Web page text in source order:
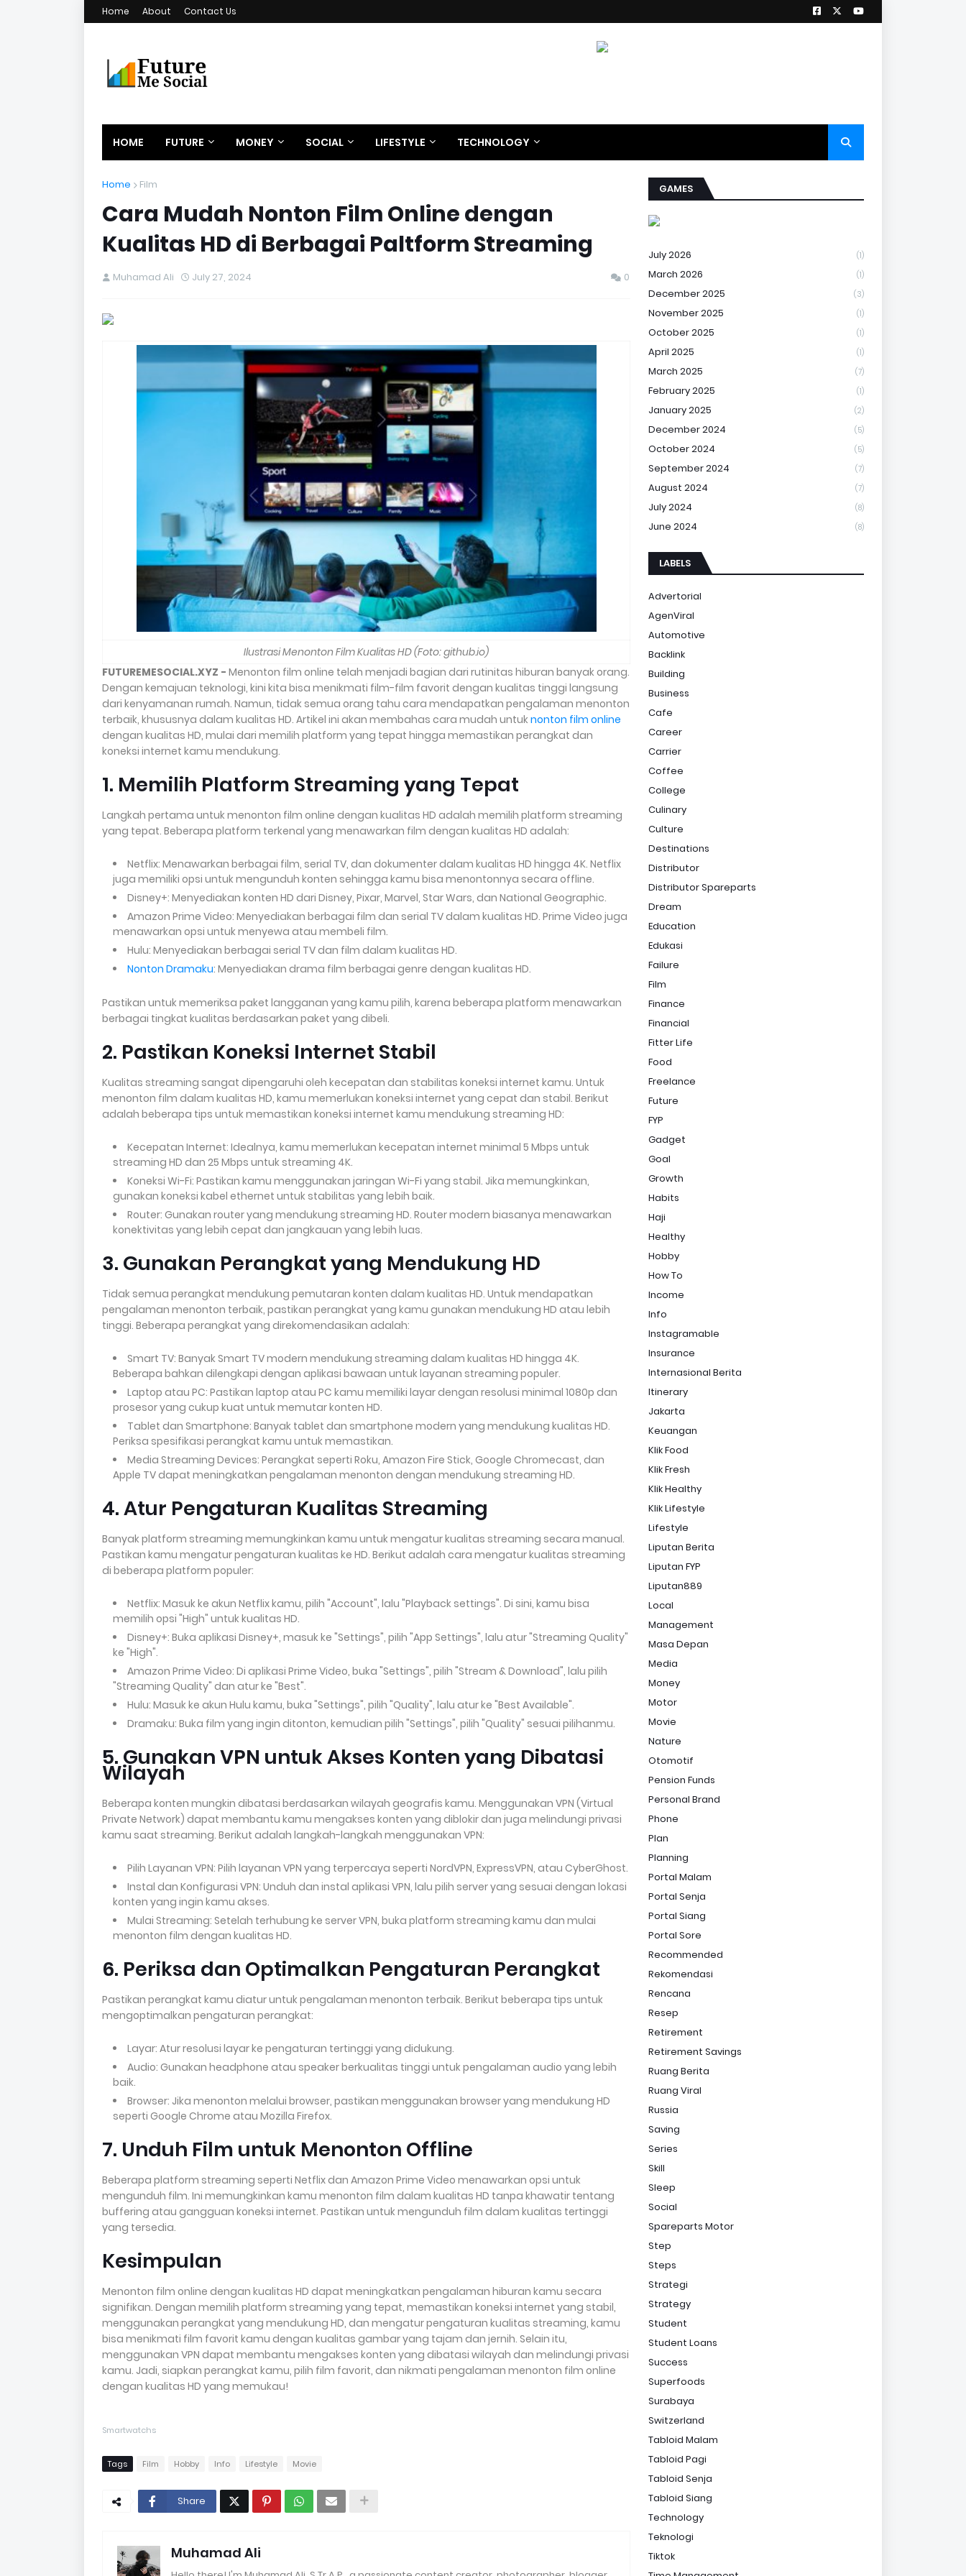
Home About Contact Us
HOME FUTURE MONEY SOCIAL LIFESTYLE TECHNOLOGY
Home Film
Cara Mudah Nonton Film Online dengan
Kualitas HD di Berbagai Paltform Streaming
Muhamad Ali July 27, 2024 0
Ilustrasi Menonton Film Kualitas HD (Foto: github.io)
FUTUREMESOCIAL.XYZ - Menonton film online telah menjadi bagian dari rutinitas hiburan banyak orang.
Dengan kemajuan teknologi, kini kita bisa menikmati film-film favorit dengan kualitas tinggi langsung
dari kenyamanan rumah. Namun, tidak semua orang tahu cara mendapatkan pengalaman menonton
terbaik, khususnya dalam kualitas HD. Artikel ini akan membahas cara mudah untuknonton film online
dengan kualitas HD, mulai dari memilih platform yang tepat hingga memastikan perangkat dan
koneksi internet kamu mendukung.
1. Memilih Platform Streaming yang Tepat
Langkah pertama untuk menonton film online dengan kualitas HD adalah memilih platform streaming
yang tepat. Beberapa platform terkenal yang menawarkan film dengan kualitas HD adalah:
Netflix: Menawarkan berbagai film, serial TV, dan dokumenter dalam kualitas HD hingga 4K. Netflix
juga memiliki opsi untuk mengunduh konten sehingga kamu bisa menontonnya secara offline.
Disney+: Menyediakan konten HD dari Disney, Pixar, Marvel, Star Wars, dan National Geographic.
Amazon Prime Video: Menyediakan berbagai film dan serial TV dalam kualitas HD. Prime Video juga
menawarkan opsi untuk menyewa atau membeli film.
Hulu: Menyediakan berbagai serial TV dan film dalam kualitas HD.
Nonton Dramaku: Menyediakan drama film berbagai genre dengan kualitas HD.
Pastikan untuk memeriksa paket langganan yang kamu pilih, karena beberapa platform menawarkan
berbagai tingkat kualitas berdasarkan paket yang dibeli.
2. Pastikan Koneksi Internet Stabil
Kualitas streaming sangat dipengaruhi oleh kecepatan dan stabilitas koneksi internet kamu. Untuk
menonton film dalam kualitas HD, kamu memerlukan koneksi internet yang cepat dan stabil. Berikut
adalah beberapa tips untuk memastikan koneksi internet kamu mendukung streaming HD:
Kecepatan Internet: Idealnya, kamu memerlukan kecepatan internet minimal 5 Mbps untuk
streaming HD dan 25 Mbps untuk streaming 4K.
Koneksi Wi-Fi: Pastikan kamu menggunakan jaringan Wi-Fi yang stabil. Jika memungkinkan,
gunakan koneksi kabel ethernet untuk stabilitas yang lebih baik.
Router: Gunakan router yang mendukung streaming HD. Router modern biasanya menawarkan
konektivitas yang lebih cepat dan jangkauan yang lebih luas.
3. Gunakan Perangkat yang Mendukung HD
Tidak semua perangkat mendukung pemutaran konten dalam kualitas HD. Untuk mendapatkan
pengalaman menonton terbaik, pastikan perangkat yang kamu gunakan mendukung HD atau lebih
tinggi. Beberapa perangkat yang direkomendasikan adalah:
Smart TV: Banyak Smart TV modern mendukung streaming dalam kualitas HD hingga 4K.
Beberapa bahkan dilengkapi dengan aplikasi bawaan untuk layanan streaming populer.
Laptop atau PC: Pastikan laptop atau PC kamu memiliki layar dengan resolusi minimal 1080p dan
prosesor yang cukup kuat untuk memutar konten HD.
Tablet dan Smartphone: Banyak tablet dan smartphone modern yang mendukung kualitas HD.
Periksa spesifikasi perangkat kamu untuk memastikan.
Media Streaming Devices: Perangkat seperti Roku, Amazon Fire Stick, Google Chromecast, dan
Apple TV dapat meningkatkan pengalaman menonton dengan mendukung streaming HD.
4. Atur Pengaturan Kualitas Streaming
Banyak platform streaming memungkinkan kamu untuk mengatur kualitas streaming secara manual.
Pastikan kamu mengatur pengaturan kualitas ke HD. Berikut adalah cara mengatur kualitas streaming
di beberapa platform populer:
Netflix: Masuk ke akun Netflix kamu, pilih "Account", lalu "Playback settings". Di sini, kamu bisa
memilih opsi "High" untuk kualitas HD.
Disney+: Buka aplikasi Disney+, masuk ke "Settings", pilih "App Settings", lalu atur "Streaming Quality"
ke "High".
Amazon Prime Video: Di aplikasi Prime Video, buka "Settings", pilih "Stream & Download", lalu pilih
"Streaming Quality" dan atur ke "Best".
Hulu: Masuk ke akun Hulu kamu, buka "Settings", pilih "Quality", lalu atur ke "Best Available".
Dramaku: Buka film yang ingin ditonton, kemudian pilih "Settings", pilih "Quality" sesuai pilihanmu.
5. Gunakan VPN untuk Akses Konten yang Dibatasi
Wilayah
Beberapa konten mungkin dibatasi berdasarkan wilayah geografis kamu. Menggunakan VPN (Virtual
Private Network) dapat membantu kamu mengakses konten yang diblokir dan juga melindungi privasi
kamu saat streaming. Berikut adalah langkah-langkah menggunakan VPN:
Pilih Layanan VPN: Pilih layanan VPN yang terpercaya seperti NordVPN, ExpressVPN, atau CyberGhost.
Instal dan Konfigurasi VPN: Unduh dan instal aplikasi VPN, lalu pilih server yang sesuai dengan lokasi
konten yang ingin kamu akses.
Mulai Streaming: Setelah terhubung ke server VPN, buka platform streaming kamu dan mulai
menonton film dengan kualitas HD.
6. Periksa dan Optimalkan Pengaturan Perangkat
Pastikan perangkat kamu diatur untuk pengalaman menonton terbaik. Berikut beberapa tips untuk
mengoptimalkan pengaturan perangkat:
Layar: Atur resolusi layar ke pengaturan tertinggi yang didukung.
Audio: Gunakan headphone atau speaker berkualitas tinggi untuk pengalaman audio yang lebih
baik.
Browser: Jika menonton melalui browser, pastikan menggunakan browser yang mendukung HD
seperti Google Chrome atau Mozilla Firefox.
7. Unduh Film untuk Menonton Offline
Beberapa platform streaming seperti Netflix dan Amazon Prime Video menawarkan opsi untuk
mengunduh film. Ini memungkinkan kamu menonton film dalam kualitas HD tanpa khawatir tentang
buffering atau gangguan koneksi internet. Pastikan untuk mengunduh film dalam kualitas tertinggi
yang tersedia.
Kesimpulan
Menonton film online dengan kualitas HD dapat meningkatkan pengalaman hiburan kamu secara
signifikan. Dengan memilih platform streaming yang tepat, memastikan koneksi internet yang stabil,
menggunakan perangkat yang mendukung HD, dan mengatur pengaturan kualitas streaming, kamu
bisa menikmati film favorit kamu dengan kualitas gambar yang tajam dan jernih. Selain itu,
menggunakan VPN dapat membantu mengakses konten yang dibatasi wilayah dan melindungi privasi
kamu. Jadi, siapkan perangkat kamu, pilih film favorit, dan nikmati pengalaman menonton film online
dengan kualitas HD yang memukau!
Smartwatchs
Tags Film Hobby Info Lifestyle Movie
Share
Muhamad Ali
GAMES
July 2026 (1)
March 2026 (1)
December 2025 (3)
November 2025 (1)
October 2025 (1)
April 2025 (1)
March 2025 (7)
February 2025 (1)
January 2025 (2)
December 2024 (5)
October 2024 (5)
September 2024 (7)
August 2024 (7)
July 2024 (8)
June 2024 (8)
LABELS
Advertorial
AgenViral
Automotive
Backlink
Building
Business
Cafe
Career
Carrier
Coffee
College
Culinary
Culture
Destinations
Distributor
Distributor Spareparts
Dream
Education
Edukasi
Failure
Film
Finance
Financial
Fitter Life
Food
Freelance
Future
FYP
Gadget
Goal
Growth
Habits
Haji
Healthy
Hobby
How To
Income
Info
Instagramable
Insurance
Internasional Berita
Itinerary
Jakarta
Keuangan
Klik Food
Klik Fresh
Klik Healthy
Klik Lifestyle
Lifestyle
Liputan Berita
Liputan FYP
Liputan889
Local
Management
Masa Depan
Media
Money
Motor
Movie
Nature
Otomotif
Pension Funds
Personal Brand
Phone
Plan
Planning
Portal Malam
Portal Senja
Portal Siang
Portal Sore
Recommended
Rekomendasi
Rencana
Resep
Retirement
Retirement Savings
Ruang Berita
Ruang Viral
Russia
Saving
Series
Skill
Sleep
Social
Spareparts Motor
Step
Steps
Strategi
Strategy
Student
Student Loans
Success
Superfoods
Surabaya
Switzerland
Tabloid Malam
Tabloid Pagi
Tabloid Senja
Tabloid Siang
Technology
Teknologi
Tiktok